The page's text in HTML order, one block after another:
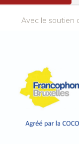
Avec le soutien